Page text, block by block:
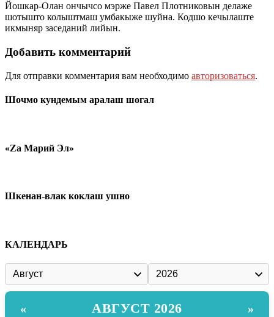
Йошкар-Олан ончычсо мэрже Павел Плотниковын делаже
шотышто колыштмаш умбакыже шуйна. Кодшо кечылаште
икмыняр заседаний лийын.
Добавить комментарий
Для отправки комментария вам необходимо авторизоваться.
Шочмо кундемым аралаш шогал
«Zа Марий Эл»
Шкенан-влак коклаш ушно
КАЛЕНДАРЬ
« АВГУСТ 2026 »